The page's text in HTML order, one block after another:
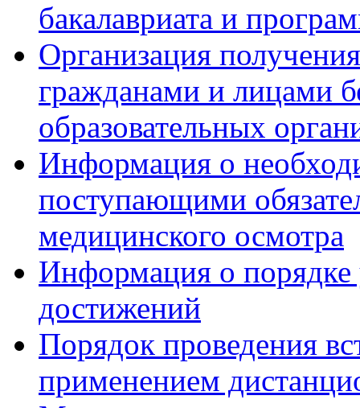
бакалавриата и
Организация
гражданами и лицами
образовательных
Информация о
поступающими
медицинского осмотра
Информация о порядке
достижений
Порядок проведения
применением